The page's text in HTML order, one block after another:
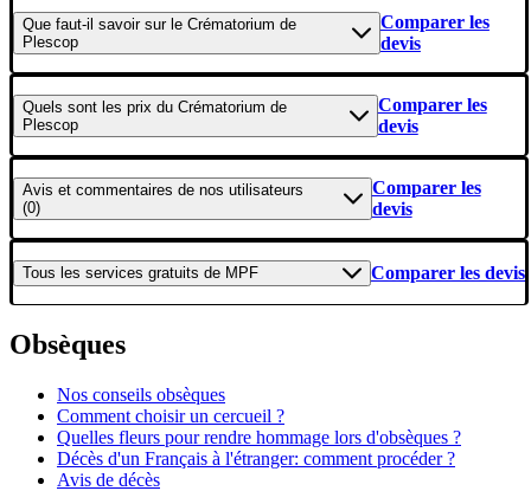
Que faut-il savoirsur le Crématorium de
Plescop
Comparer les
devis
Quels sont les prix du Crématorium de
Plescop
Comparer les
devis
Avis et commentaires de nos utilisateurs
(0)
Comparer les
devis
Tous les services gratuits de MPF Comparer les devis
Obsèques
Nos conseils obsèques
Comment choisir un cercueil ?
Quelles fleurs pour rendre hommage lors d'obsèques ?
Décès d'un Français à l'étranger: comment procéder ?
Avis de décès